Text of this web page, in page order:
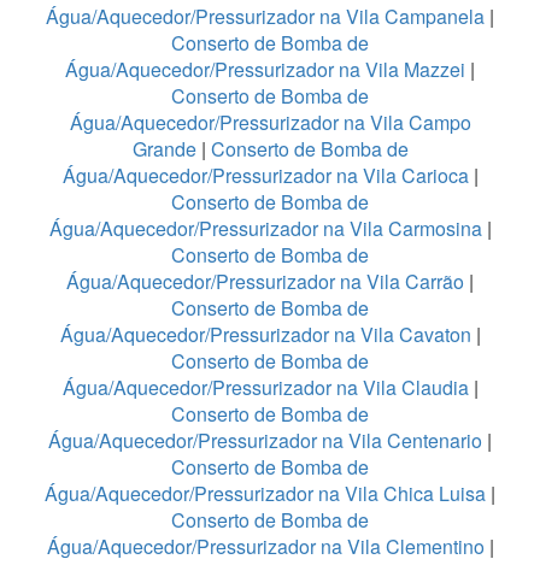
Água/Aquecedor/Pressurizador na Vila Campanela |
Conserto de Bomba de
Água/Aquecedor/Pressurizador na Vila Mazzei |
Conserto de Bomba de
Água/Aquecedor/Pressurizador na Vila Campo
Grande| Conserto de Bomba de
Água/Aquecedor/Pressurizador na Vila Carioca|
Conserto de Bomba de
Água/Aquecedor/Pressurizador na Vila Carmosina|
Conserto de Bomba de
Água/Aquecedor/Pressurizador na Vila Carrão |
Conserto de Bomba de
Água/Aquecedor/Pressurizador na Vila Cavaton |
Conserto de Bomba de
Água/Aquecedor/Pressurizador na Vila Claudia|
Conserto de Bomba de
Água/Aquecedor/Pressurizador na Vila Centenario |
Conserto de Bomba de
Água/Aquecedor/Pressurizador na Vila Chica Luisa |
Conserto de Bomba de
Água/Aquecedor/Pressurizador na Vila Clementino|